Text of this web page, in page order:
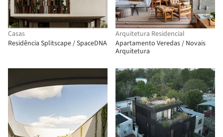
Casas
Residência Splitscape / SpaceDNA
Arquitetura Residencial
Apartamento Veredas / Novais
Arquitetura